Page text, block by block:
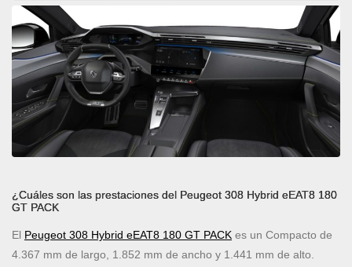
¿Cuáles son las prestaciones del Peugeot 308 Hybrid eEAT8 180
GT PACK
El Peugeot 308 Hybrid eEAT8 180 GT PACK es un Compacto de
4.367 mm de largo, 1.852 mm de ancho y 1.441 mm de alto.